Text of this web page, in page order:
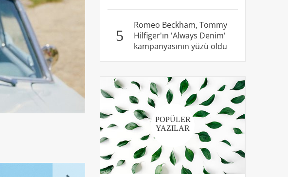
5
Romeo Beckham, Tommy
Hilfiger'ın 'Always Denim'
kampanyasının yüzü oldu
POPÜLER
YAZILAR